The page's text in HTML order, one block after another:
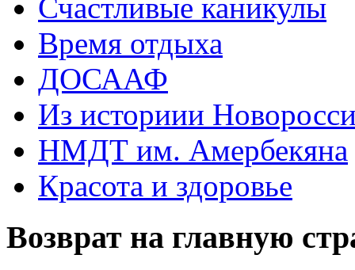
Счастливые каникулы
Время отдыха
ДОСААФ
Из историии
НМДТ им. Амербекяна
Красота и здоровье
Возврат на главную